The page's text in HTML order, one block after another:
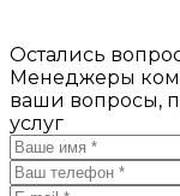
Остались
Менеджеры
ваши вопросы,
услуг